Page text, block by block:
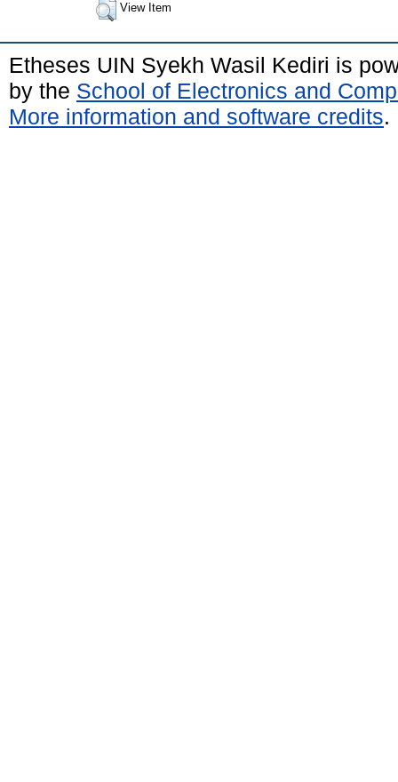
View Item
Etheses UIN Syekh Wasil Kediri is
by the School of Electronics and
More information and software credits.